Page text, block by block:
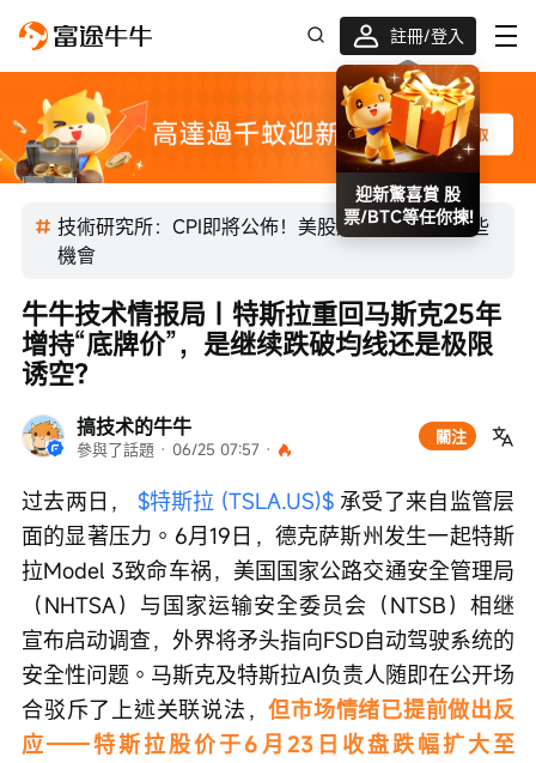
註冊/登入
票/BTC等任你揀!
技術研究所：CPI即將公佈！美股震盪行情下有哪些
機會
搞技术的牛牛
參與了話題 · 06/25 07:57 ·
關注
牛牛技术情报局｜特斯拉重回马斯克25年
增持“底牌价”，是继续跌破均线还是极限
诱空？
过去两日， $特斯拉 (TSLA.US)$ 承受了来自监管层
面的显著压力。6月19日，德克萨斯州发生一起特斯
拉Model 3致命车祸，美国国家公路交通安全管理局
（NHTSA）与国家运输安全委员会（NTSB）相继
宣布启动调查，外界将矛头指向FSD自动驾驶系统的
安全性问题。马斯克及特斯拉AI负责人随即在公开场
合驳斥了上述关联说法，但市场情绪已提前做出反
应——特斯拉股价于6月23日收盘跌幅扩大至